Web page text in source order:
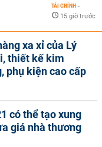
TÀI CHÍNH -
15 giờ trước
xa xỉ của Lý
thiết kế kim
phụ kiện cao cấp
có thể tạo xung
giá nhà thương